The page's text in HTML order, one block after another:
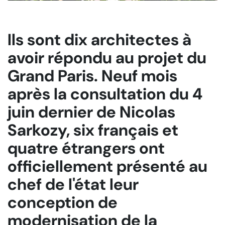
Ils sont dix architectes à
avoir répondu au projet du
Grand Paris. Neuf mois
après la consultation du 4
juin dernier de Nicolas
Sarkozy, six français et
quatre étrangers ont
officiellement présenté au
chef de l'état leur
conception de
modernisation de la